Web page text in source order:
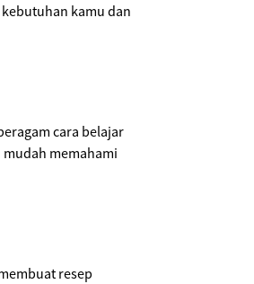
kamu dan
cara belajar
memahami
resep